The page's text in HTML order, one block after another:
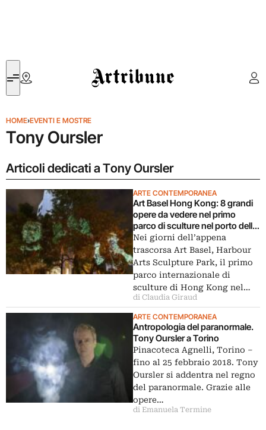
Artribune
HOME›EVENTI E MOSTRE
Tony Oursler
Articoli dedicati a Tony Oursler
ARTE CONTEMPORANEA
Art Basel Hong Kong: 8 grandi
opere da vedere nel primo
parco di sculture nel porto della
città
Nei giorni dell’appena
trascorsa Art Basel, Harbour
Arts Sculpture Park, il primo
parco internazionale di
sculture di Hong Kong nel…
di Claudia Giraud
ARTE CONTEMPORANEA
Antropologia del paranormale.
Tony Oursler a Torino
Pinacoteca Agnelli, Torino ‒
fino al 25 febbraio 2018. Tony
Oursler si addentra nel regno
del paranormale. Grazie alle
opere…
di Emanuela Termine